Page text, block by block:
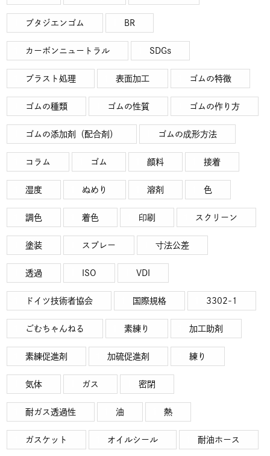
ブタジエンゴム BR
カーボンニュートラル SDGs
ブラスト処理 表面加工 ゴムの特徴
ゴムの種類 ゴムの性質 ゴムの作り方
ゴムの添加剤（配合剤） ゴムの成形方法
コラム ゴム 顔料 接着
湿度 ぬめり 溶剤 色
調色 着色 印刷 スクリーン
塗装 スプレー 寸法公差
透過 ISO VDI
ドイツ技術者協会 国際規格 3302-1
ごむちゃんねる 素練り 加工助剤
素練促進剤 加硫促進剤 練り
気体 ガス 密閉
耐ガス透過性 油 熱
ガスケット オイルシール 耐油ホース